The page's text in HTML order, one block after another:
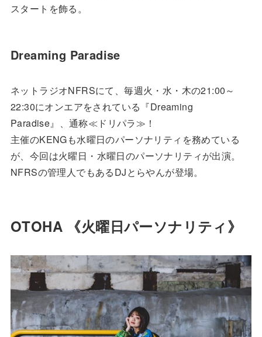
スタートを飾る。
Dreaming Paradise
ネットラジオNFRSにて、毎週火・水・木の21:00～
22:30にオンエアをされている『Dreaming
Paradise』、通称≪ドリパラ≫！
主催のKENGも水曜日のパーソナリティを務めている
が、今回は火曜日・水曜日のパーソナリティが出演。
NFRSの管理人でもあるDJとらやんが登場。
OTOHA 《火曜日パーソナリティ》